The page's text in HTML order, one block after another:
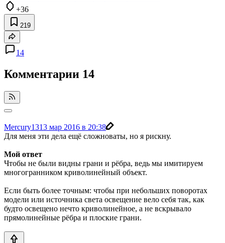
+36
219
14
Комментарии 14
Mercury1313 мар 2016 в 20:38
Для меня эти дела ещё сложноваты, но я рискну.
Мой ответ
Чтобы не были видны грани и рёбра, ведь мы имитируем
многогранником криволинейный объект.
Если быть более точным: чтобы при небольших поворотах
модели или источника света освещение вело себя так, как
будто освещено нечто криволинейное, а не вскрывало
прямолинейные рёбра и плоские грани.